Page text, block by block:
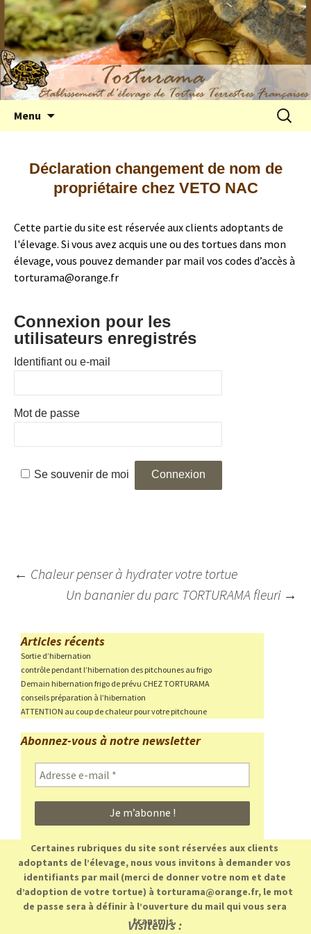
Elevage de tortues terrestres françaises
Hermann
Menu
Déclaration changement de nom de
propriétaire chez VETO NAC
Cette partie du site est réservée aux clients adoptants de
l'élevage. Si vous avez acquis une ou des tortues dans mon
élevage, vous pouvez demander par mail vos codes d’accès à
torturama@orange.fr
Connexion pour les
utilisateurs enregistrés
Identifiant ou e-mail
Mot de passe
Se souvenir de moi
Navigation
← Chaleur penser à hydrater votre tortue
Un bananier du parc TORTURAMA fleuri →
Articles récents
Sortie d’hibernation
contrôle pendant l’hibernation des pitchounes au frigo
Demain hibernation frigo de prévu CHEZ TORTURAMA
conseils préparation à l’hibernation
ATTENTION au coup de chaleur pour votre pitchoune
Abonnez-vous à notre newsletter
Adresse
e-
mail
Certaines rubriques du site sont réservées aux clients
adoptants de l’élevage, nous vous invitons à demander vos
identifiants par mail (merci de donner votre nom et date
d’adoption de votre tortue) à torturama@orange.fr, le mot
de passe sera à définir à l’ouverture du mail qui vous sera
transmis.
Visiteurs :